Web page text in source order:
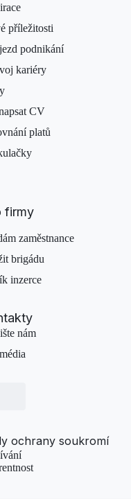
příležitosti
podnikání
kariéry
CV
platů
firmy
zaměstnance
brigádu
inzerce
nám
ochrany soukromí